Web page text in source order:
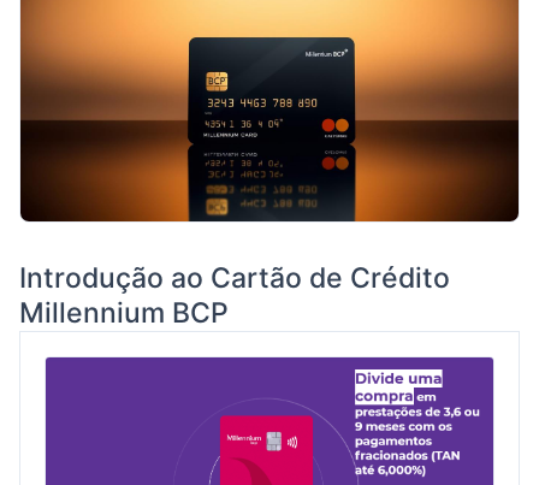
Introdução ao Cartão de Crédito
Millennium BCP